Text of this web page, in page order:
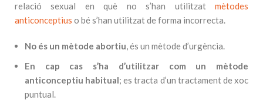
relació sexual en què no s’han utilitzat mètodes
anticonceptius o bé s’han utilitzat de forma incorrecta.
No és un mètode abortiu, és un mètode d’urgència.
En cap cas s’ha d’utilitzar com un mètode
anticonceptiu habitual; es tracta d’un tractament de xoc
puntual.